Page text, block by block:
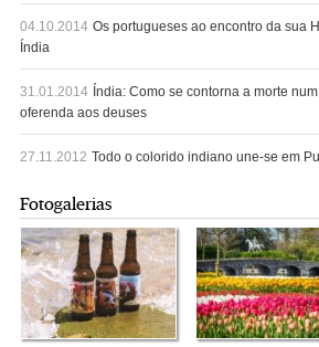
04.10.2014 Os portugueses ao encontro da sua
Índia
31.01.2014 Índia: Como se contorna a morte
oferenda aos deuses
27.11.2012 Todo o colorido indiano une-se em
Fotogalerias